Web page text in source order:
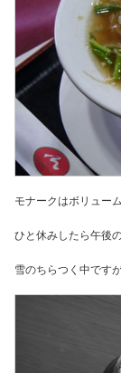
モナークはボリュー
ひと休みしたら午後
雪のちらつく中です